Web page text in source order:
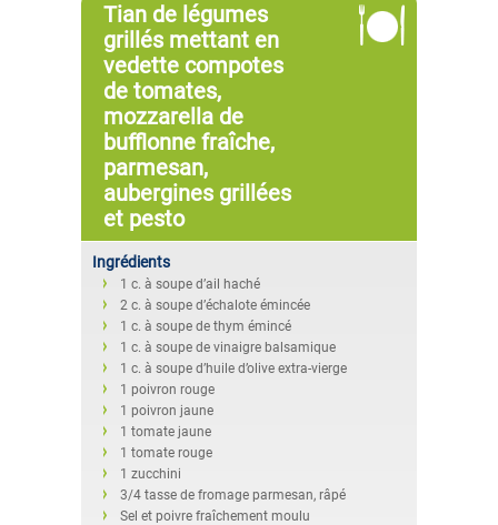
Tian de légumes
grillés mettant en
vedette compotes
de tomates,
mozzarella de
bufflonne fraîche,
parmesan,
aubergines grillées
et pesto
Ingrédients
1 c. à soupe d’ail haché
2 c. à soupe d’échalote émincée
1 c. à soupe de thym émincé
1 c. à soupe de vinaigre balsamique
1 c. à soupe d’huile d’olive extra-vierge
1 poivron rouge
1 poivron jaune
1 tomate jaune
1 tomate rouge
1 zucchini
3/4 tasse de fromage parmesan, râpé
Sel et poivre fraîchement moulu